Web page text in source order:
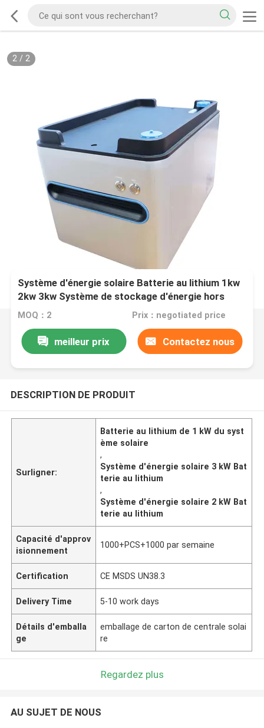
2/ 2
Système d'énergie solaire Batterie au lithium 1kw
2kw 3kw Système de stockage d'énergie hors
réseau
MOQ：2 Prix：negotiated price
meilleur prix Contactez nous
DESCRIPTION DE PRODUIT
Surligner:
Batterie au lithium de 1 kW du syst
ème solaire
,
Système d'énergie solaire 3 kW Bat
terie au lithium
,
Système d'énergie solaire 2 kW Bat
terie au lithium
Capacité d'approv
isionnement
1000+PCS+1000 par semaine
Certification CE MSDS UN38.3
Delivery Time 5-10 work days
Détails d'emballa
ge
emballage de carton de centrale solai
re
Regardez plus
AU SUJET DE NOUS